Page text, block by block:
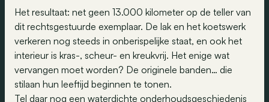
Het resultaat: net geen 13.000 kilometer op de teller van
dit rechtsgestuurde exemplaar. De lak en het koetswerk
verkeren nog steeds in onberispelijke staat, en ook het
interieur is kras-, scheur- en kreukvrij. Het enige wat
vervangen moet worden? De originele banden… die
stilaan hun leeftijd beginnen te tonen.
Tel daar nog een waterdichte onderhoudsgeschiedenis